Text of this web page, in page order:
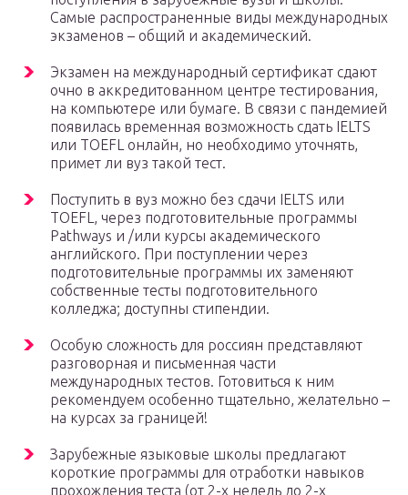
Самые распространенные виды международных
экзаменов – общий и академический.
Экзамен на международный сертификат сдают
очно в аккредитованном центре тестирования,
на компьютере или бумаге. В связи с пандемией
появилась временная возможность сдать IELTS
или TOEFL онлайн, но необходимо уточнять,
примет ли вуз такой тест.
Поступить в вуз можно без сдачи IELTS или
TOEFL, через подготовительные программы
Pathways и /или курсы академического
английского. При поступлении через
подготовительные программы их заменяют
собственные тесты подготовительного
колледжа; доступны стипендии.
Особую сложность для россиян представляют
разговорная и письменная части
международных тестов. Готовиться к ним
рекомендуем особенно тщательно, желательно –
на курсах за границей!
Зарубежные языковые школы предлагают
короткие программы для отработки навыков
прохождения теста (от 2-х недель до 2-х